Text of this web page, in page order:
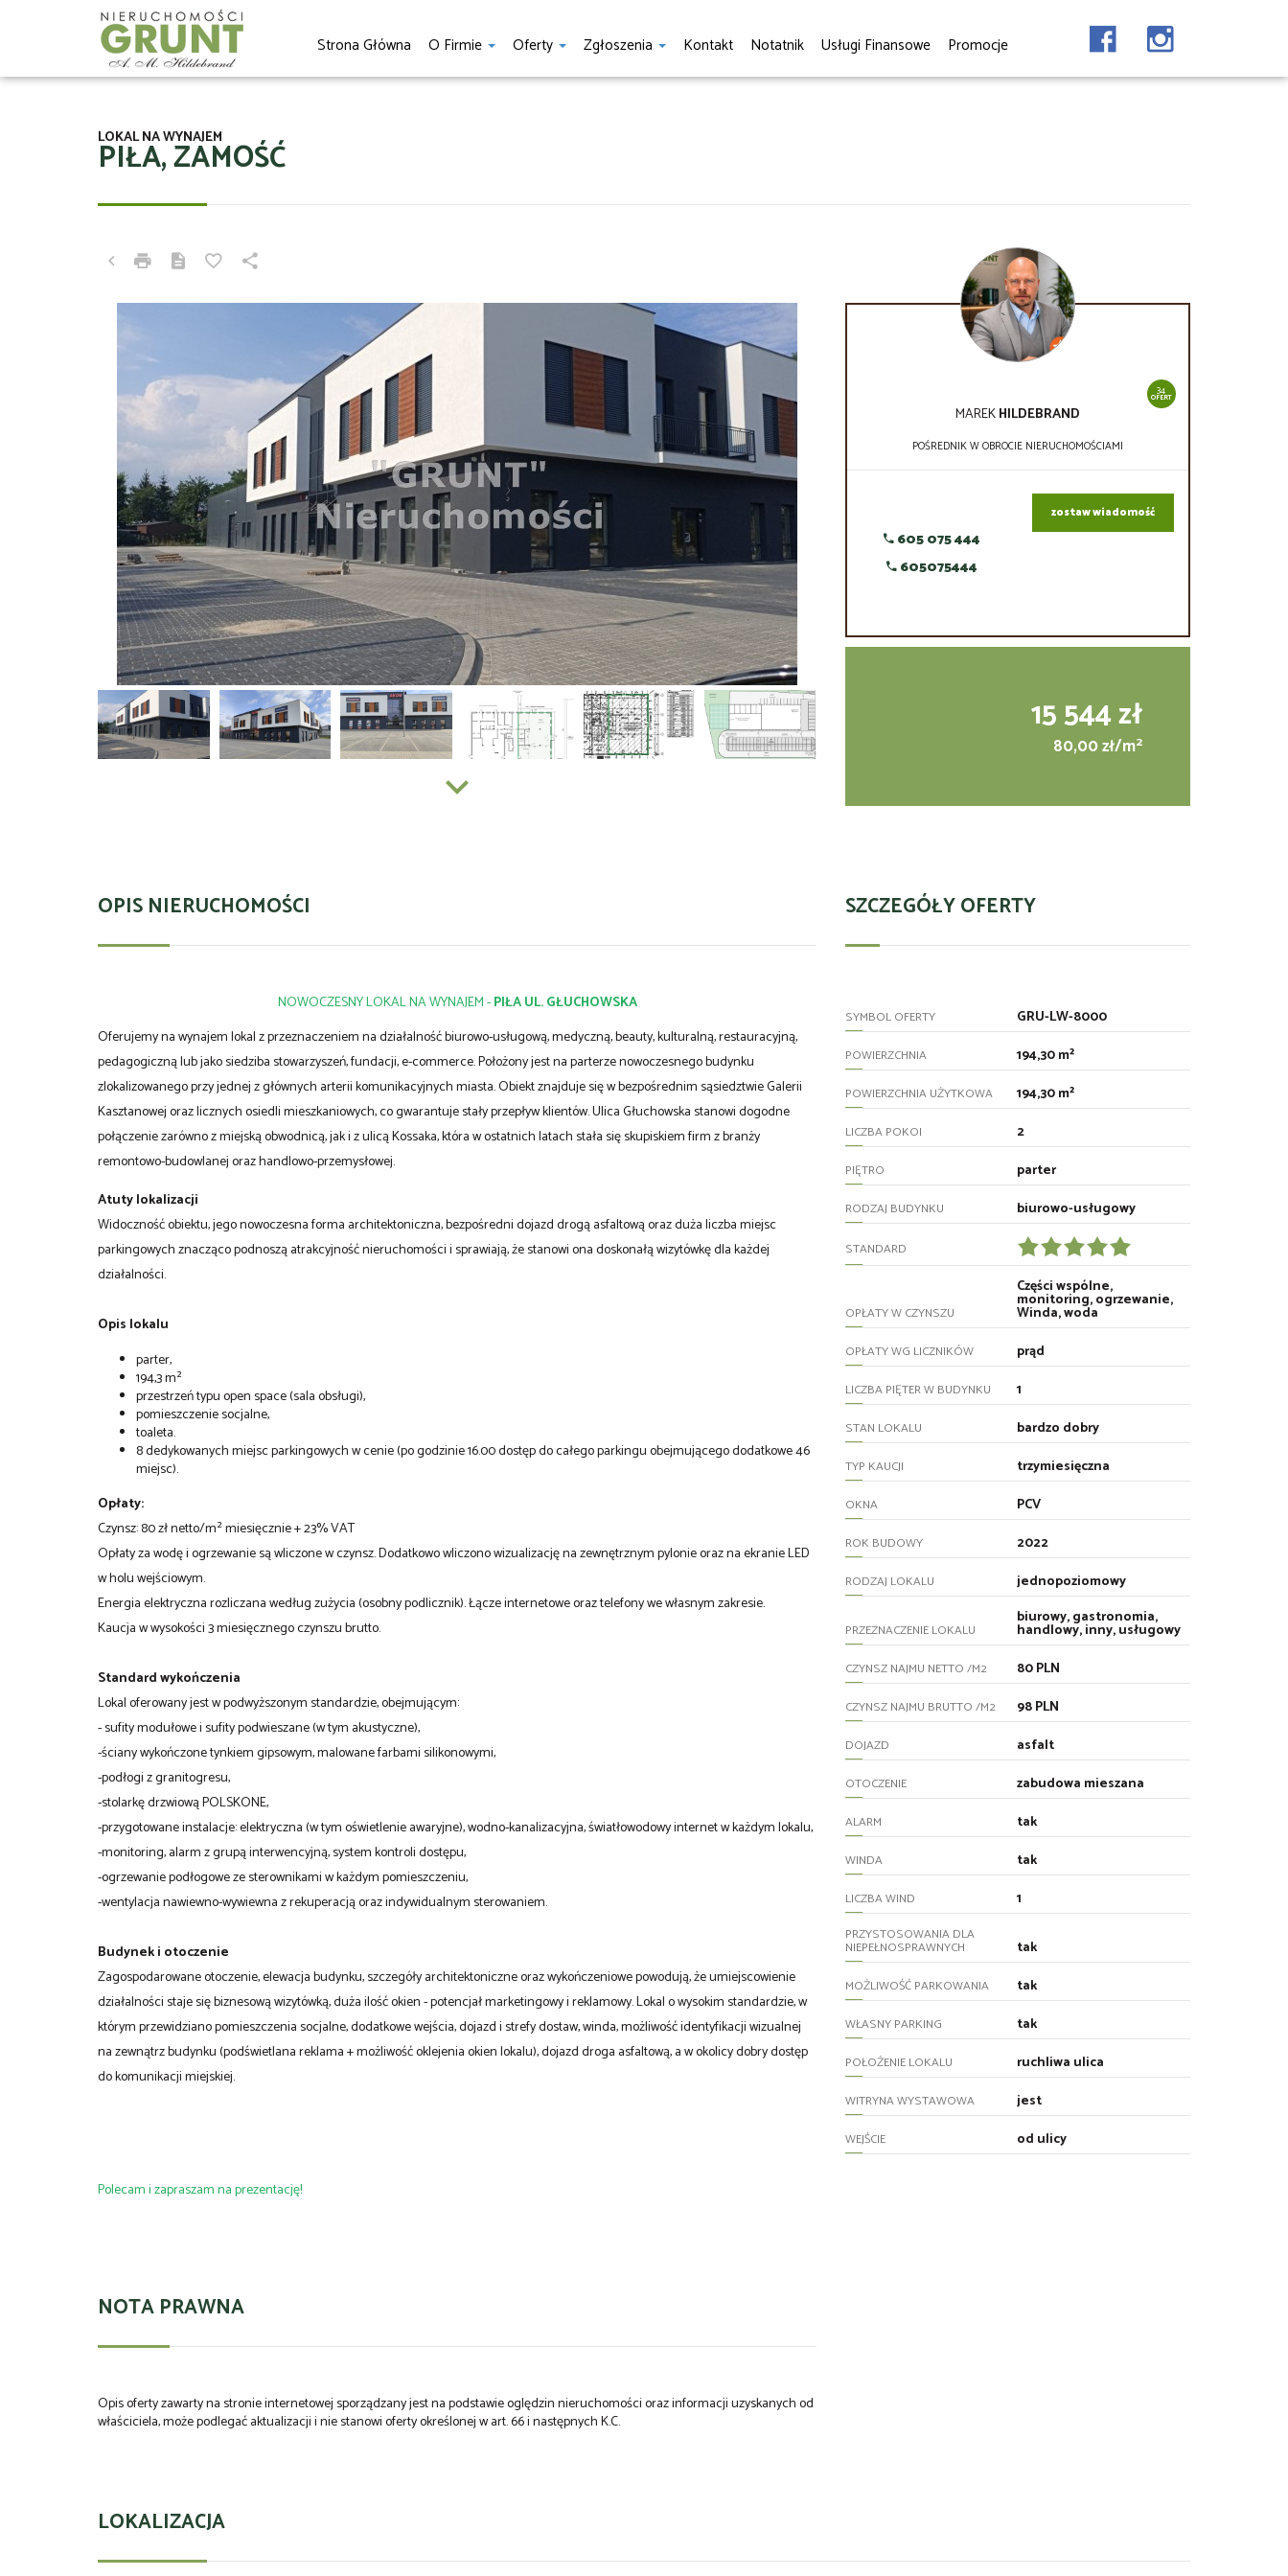
Strona Główna O Firmie Oferty Zgłoszenia Kontakt Notatnik Usługi Finansowe Promocje
PIŁA, ZAMOŚĆ
LOKAL NA WYNAJEM
34
OFERT
MAREKHILDEBRAND
POŚREDNIK W OBROCIE NIERUCHOMOŚCIAMI
605 075 444
605075444
zostaw wiadomość
15 544 zł
80,00 zł/m2
OPIS NIERUCHOMOŚCI
NOWOCZESNY LOKAL NA WYNAJEM -PIŁA UL. GŁUCHOWSKA
Oferujemy na wynajem lokal z przeznaczeniem na działalność biurowo-usługową, medyczną, beauty, kulturalną, restauracyjną,
pedagogiczną lub jako siedziba stowarzyszeń, fundacji, e-commerce. Położony jest na parterze nowoczesnego budynku
zlokalizowanego przy jednej z głównych arterii komunikacyjnych miasta. Obiekt znajduje się w bezpośrednim sąsiedztwie Galerii
Kasztanowej oraz licznych osiedli mieszkaniowych, co gwarantuje stały przepływ klientów. Ulica Głuchowska stanowi dogodne
połączenie zarówno z miejską obwodnicą, jak i z ulicą Kossaka, która w ostatnich latach stała się skupiskiem firm z branży
remontowo-budowlanej oraz handlowo-przemysłowej.
Atuty lokalizacji
Widoczność obiektu, jego nowoczesna forma architektoniczna, bezpośredni dojazd drogą asfaltową oraz duża liczba miejsc
parkingowych znacząco podnoszą atrakcyjność nieruchomości i sprawiają, że stanowi ona doskonałą wizytówkę dla każdej
działalności.
Opis lokalu
parter,
194,3 m²
przestrzeń typu open space (sala obsługi),
pomieszczenie socjalne,
toaleta.
8 dedykowanych miejsc parkingowych w cenie (po godzinie 16.00 dostęp do całego parkingu obejmującego dodatkowe 46
miejsc).
Opłaty:
Czynsz: 80 zł netto/m² miesięcznie + 23% VAT
Opłaty za wodę i ogrzewanie są wliczone w czynsz. Dodatkowo wliczono wizualizację na zewnętrznym pylonie oraz na ekranie LED
w holu wejściowym.
Energia elektryczna rozliczana według zużycia (osobny podlicznik). Łącze internetowe oraz telefony we własnym zakresie.
Kaucja w wysokości 3 miesięcznego czynszu brutto.
Standard wykończenia
Lokal oferowany jest w podwyższonym standardzie, obejmującym:
- sufity modułowe i sufity podwieszane (w tym akustyczne),
-ściany wykończone tynkiem gipsowym, malowane farbami silikonowymi,
-podłogi z granitogresu,
-stolarkę drzwiową POLSKONE,
-przygotowane instalacje: elektryczna (w tym oświetlenie awaryjne), wodno-kanalizacyjna, światłowodowy internet w każdym lokalu,
-monitoring, alarm z grupą interwencyjną, system kontroli dostępu,
-ogrzewanie podłogowe ze sterownikami w każdym pomieszczeniu,
-wentylacja nawiewno-wywiewna z rekuperacją oraz indywidualnym sterowaniem.
Budynek i otoczenie
Zagospodarowane otoczenie, elewacja budynku, szczegóły architektoniczne oraz wykończeniowe powodują, że umiejscowienie
działalności staje się biznesową wizytówką, duża ilość okien - potencjał marketingowy i reklamowy. Lokal o wysokim standardzie, w
którym przewidziano pomieszczenia socjalne, dodatkowe wejścia, dojazd i strefy dostaw, winda, możliwość identyfikacji wizualnej
na zewnątrz budynku (podświetlana reklama + możliwość oklejenia okien lokalu), dojazd droga asfaltową, a w okolicy dobry dostęp
do komunikacji miejskiej.
Polecam i zapraszam na prezentację!
NOTA PRAWNA
Opis oferty zawarty na stronie internetowej sporządzany jest na podstawie oględzin nieruchomości oraz informacji uzyskanych od
właściciela, może podlegać aktualizacji i nie stanowi oferty określonej w art. 66 i następnych K.C.
SZCZEGÓŁY OFERTY
SYMBOL OFERTY GRU-LW-8000
POWIERZCHNIA 194,30 m²
POWIERZCHNIA UŻYTKOWA 194,30 m²
LICZBA POKOI 2
PIĘTRO parter
RODZAJ BUDYNKU biurowo-usługowy
STANDARD
OPŁATY W CZYNSZU
Części wspólne,
monitoring, ogrzewanie,
Winda, woda
OPŁATY WG LICZNIKÓW prąd
LICZBA PIĘTER W BUDYNKU 1
STAN LOKALU bardzo dobry
TYP KAUCJI trzymiesięczna
OKNA PCV
ROK BUDOWY 2022
RODZAJ LOKALU jednopoziomowy
PRZEZNACZENIE LOKALU
biurowy, gastronomia,
handlowy, inny, usługowy
CZYNSZ NAJMU NETTO /M2 80 PLN
CZYNSZ NAJMU BRUTTO /M2 98 PLN
DOJAZD asfalt
OTOCZENIE zabudowa mieszana
ALARM tak
WINDA tak
LICZBA WIND 1
PRZYSTOSOWANIA DLA
NIEPEŁNOSPRAWNYCH tak
MOŻLIWOŚĆ PARKOWANIA tak
WŁASNY PARKING tak
POŁOŻENIE LOKALU ruchliwa ulica
WITRYNA WYSTAWOWA jest
WEJŚCIE od ulicy
LOKALIZACJA